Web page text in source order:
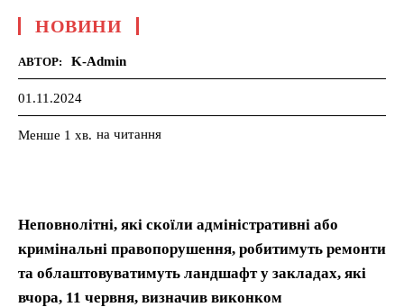
НОВИНИ
АВТОР: K-Admin
01.11.2024
Менше 1 хв. на читання
Неповнолітні, які скоїли адміністративні або
кримінальні правопорушення, робитимуть ремонти
та облаштовуватимуть ландшафт у закладах, які
вчора, 11 червня, визначив виконком